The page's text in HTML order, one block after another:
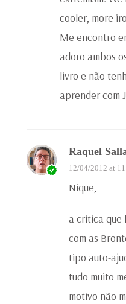
cooler, more
Me encontro
adoro ambos
livro e não
aprender com
Raquel
12/04/2012 at
Nique,
a crítica que
com as
tipo auto-
tudo muito
motivo não